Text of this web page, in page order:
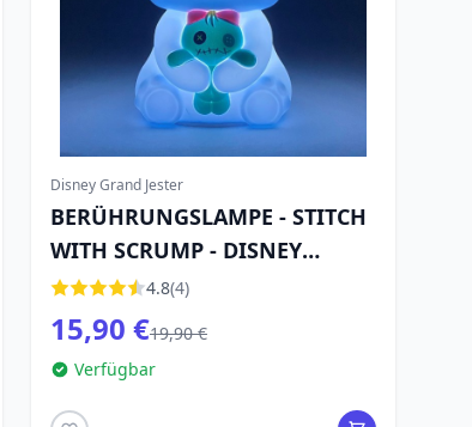
Disney Grand Jester
BERÜHRUNGSLAMPE - STITCH
WITH SCRUMP - DISNEY
GRAND JESTER
4.8(4)
15,90 €19,90 €
Verfügbar